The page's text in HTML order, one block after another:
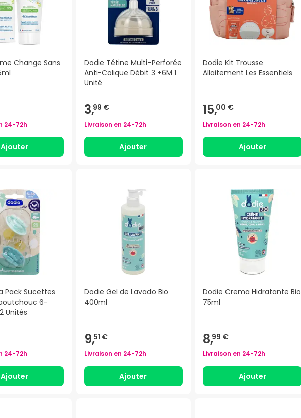
Change Sans
24-72h
Ajouter
Dodie Tétine Multi-Perforée
Anti-Colique Débit 3 +6M 1
Unité
3,99 €
Livraison en 24-72h
Ajouter
Dodie Kit Trousse
Allaitement Les Essentiels
15,00 €
Livraison en 24-72h
Ajouter
Pack Sucettes
6-
Unités
24-72h
Ajouter
Dodie Gel de Lavado Bio
400ml
9,51 €
Livraison en 24-72h
Ajouter
Dodie Crema Hidratante Bio
75ml
8,99 €
Livraison en 24-72h
Ajouter